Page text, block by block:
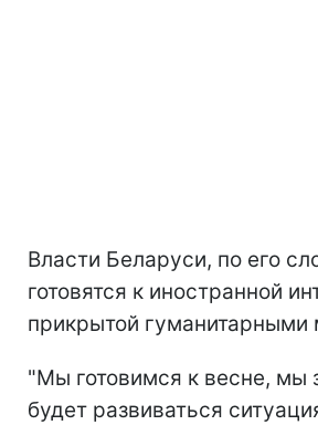
Власти Беларуси, по его
готовятся к иностранной
прикрытой гуманитарными
"Мы готовимся к весне, мы
будет развиваться